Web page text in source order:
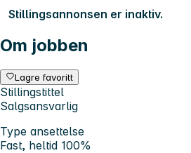
Stillingsannonsen er inaktiv.
Om jobben
Lagre favoritt
Stillingstittel
Salgsansvarlig
Type ansettelse
Fast, heltid 100%